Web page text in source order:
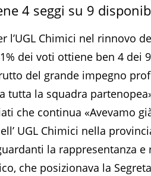
4 seggi su 9
l’UGL Chimici nel rinnovo
dei voti ottiene ben 4 dei
del grande impegno
tutta la squadra
che continua «Avevamo
UGL Chimici nella
la rappresentanza e
che posizionava la